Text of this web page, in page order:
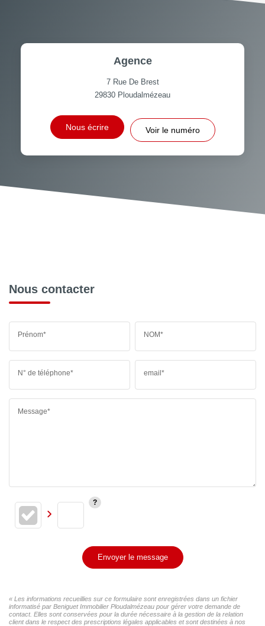
Agence
7 Rue De Brest
29830 Ploudalmézeau
Nous écrire Voir le numéro
Nous contacter
Prénom* NOM*
N° de téléphone* email*
Message*
Envoyer le message
« Les informations recueillies sur ce formulaire sont enregistrées dans un fichier
informatisé par Beniguet Immobilier Ploudalmézeau pour gérer votre demande de
contact. Elles sont conservées pour la durée nécessaire à la gestion de la relation
client dans le respect des prescriptions légales applicables et sont destinées à nos